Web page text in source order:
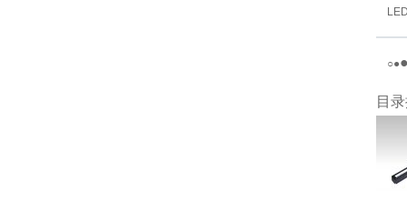
○●
目